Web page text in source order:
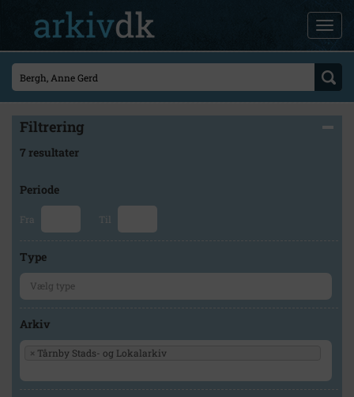
Filtrering
7 resultater
Periode
Fra Til
Type
Arkiv
× Tårnby Stads- og Lokalarkiv